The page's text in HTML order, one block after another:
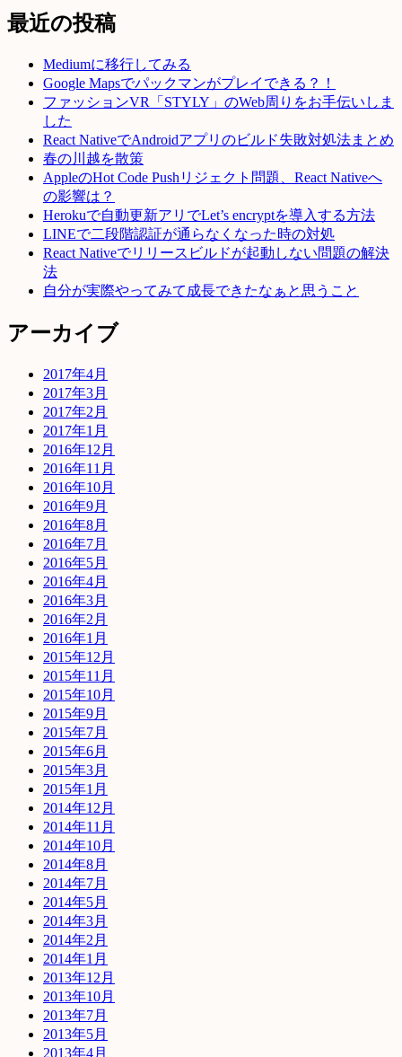
最近の投稿
Mediumに移行してみる
Google Mapsでパックマンがプレイできる？！
ファッションVR「STYLY」のWeb周りをお手伝いしま
した
React NativeでAndroidアプリのビルド失敗対処法まとめ
春の川越を散策
AppleのHot Code Pushリジェクト問題、React Nativeへ
の影響は？
Herokuで自動更新アリでLet’s encryptを導入する方法
LINEで二段階認証が通らなくなった時の対処
React Nativeでリリースビルドが起動しない問題の解決
法
自分が実際やってみて成長できたなぁと思うこと
アーカイブ
2017年4月
2017年3月
2017年2月
2017年1月
2016年12月
2016年11月
2016年10月
2016年9月
2016年8月
2016年7月
2016年5月
2016年4月
2016年3月
2016年2月
2016年1月
2015年12月
2015年11月
2015年10月
2015年9月
2015年7月
2015年6月
2015年3月
2015年1月
2014年12月
2014年11月
2014年10月
2014年8月
2014年7月
2014年5月
2014年3月
2014年2月
2014年1月
2013年12月
2013年10月
2013年7月
2013年5月
2013年4月